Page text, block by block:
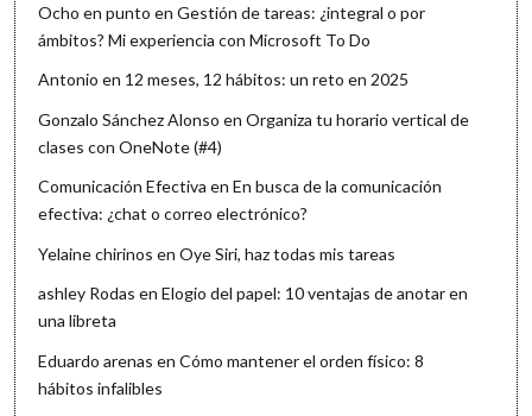
Ocho en punto enGestión de tareas: ¿integral o por
ámbitos? Mi experiencia con Microsoft To Do
Antonio en 12 meses, 12 hábitos: un reto en 2025
Gonzalo Sánchez Alonso enOrganiza tu horario vertical de
clases con OneNote (#4)
Comunicación Efectiva enEn busca de la comunicación
efectiva: ¿chat o correo electrónico?
Yelaine chirinos enOye Siri, haz todas mis tareas
ashley Rodas enElogio del papel: 10 ventajas de anotar en
una libreta
Eduardo arenas enCómo mantener el orden físico: 8
hábitos infalibles